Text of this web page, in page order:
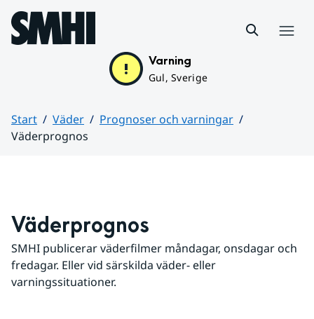
Hoppa till sidans innehåll
Varning
Gul, Sverige
Start Väder
Prognoser och varningar
Väderprognos
Väderprognos
SMHI publicerar väderfilmer måndagar, onsdagar och
fredagar. Eller vid särskilda väder- eller
varningssituationer.